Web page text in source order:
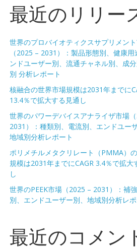
最近のリリー
世界のプロバイオティクスサプリメン
（2025 – 2031）：製品形態別、健康用
ンドユーザー別、流通チャネル別、成
別 分析レポート
核融合の世界市場規模は2031年までに
13.4％で拡大する見通し
世界のパワーデバイスアナライザ市場
2031）：種類別、電流別、エンドユーザ
地域別分析レポート
ポリメチルメタクリレート（PMMA）
規模は2031年までにCAGR 3.4％で拡大
し
世界のPEEK市場（2025 – 2031）：補
別、エンドユーザー別、地域別分析レポ
最近のコメン